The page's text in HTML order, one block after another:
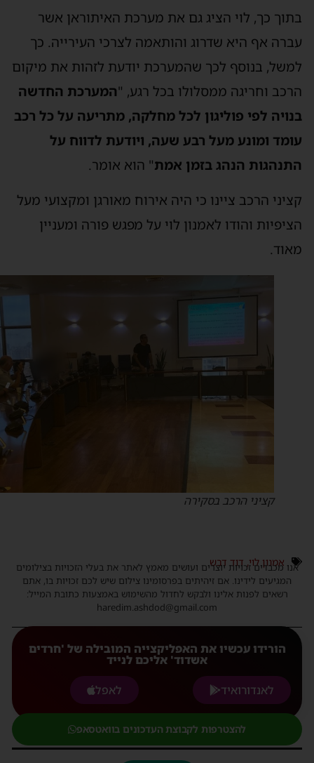
כך, לוי הציג גם את מערכת האיתוראן אשר
אף היא שדרוג והותאמה לצרכי העירייה. כך
בנוסף לכך שהמערכת יודעת לזהות את מיקום
וחריגה ממסלולו בכל רגע, "המערכת החדשה
לפי פוליגון לכל מחלקה, מתריעה על כל רכב
ומונע מעל רבע שעה, ויודעת לדווח על
הנהג בזמן אמת" הוא אומר.
הרכב ציינו כי היה אירוח מאורגן ומקצועי מעל
והודו לאמנון לוי על מפגש פורה ומעניין
קציני הרכב בסקירה
אמנון לוי,דוד דבש
אנו מכבדים זכויות יוצרים ועושים מאמץ לאתר את בעלי הזכויות בצילומים
המגיעים לידינו. אם זיהיתים בפרסומינו צילום שיש לכם זכויות בו, אתם
רשאים לפנות אלינו ולבקש לחדול מהשימוש באמצעות כתובת המייל:
haredim.ashdod@gmail.com
הורידו עכשיו את האפליקצייה המובילה של 'חרדים
אשדוד' אליכם לנייד
לאנדורואיד
לאפל
להצטרפות לקבוצת העדכונים בוואטסאפ